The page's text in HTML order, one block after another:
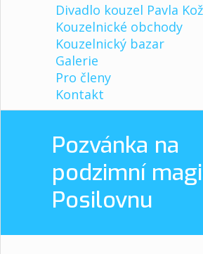
Divadlo kouzel Pavla
Kouzelnické obchody
Kouzelnický bazar
Galerie
Pro členy
Kontakt
Pozvánka na
podzimní
Posilovnu